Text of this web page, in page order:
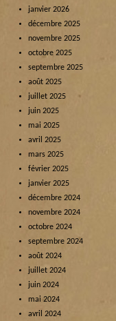
janvier 2026
décembre 2025
novembre 2025
octobre 2025
septembre 2025
août 2025
juillet 2025
juin 2025
mai 2025
avril 2025
mars 2025
février 2025
janvier 2025
décembre 2024
novembre 2024
octobre 2024
septembre 2024
août 2024
juillet 2024
juin 2024
mai 2024
avril 2024